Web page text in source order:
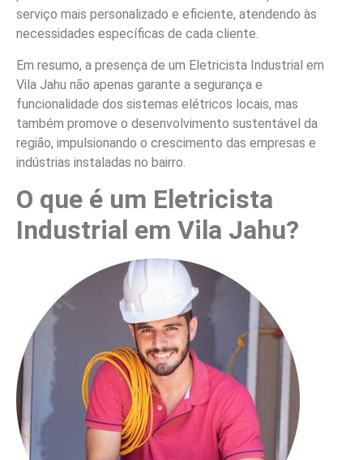
serviço mais personalizado e eficiente, atendendo às
necessidades específicas de cada cliente.
Em resumo, a presença de um Eletricista Industrial em
Vila Jahu não apenas garante a segurança e
funcionalidade dos sistemas elétricos locais, mas
também promove o desenvolvimento sustentável da
região, impulsionando o crescimento das empresas e
indústrias instaladas no bairro.
O que é um Eletricista
Industrial em Vila Jahu?